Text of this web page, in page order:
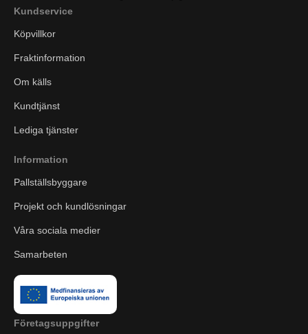
Kundservice
Köpvillkor
Fraktinformation
Om källs
Kundtjänst
Lediga tjänster
Information
Pallställsbyggare
Projekt och kundlösningar
Våra sociala medier
Samarbeten
Företagsuppgifter